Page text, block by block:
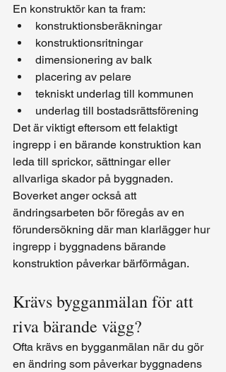
En konstruktör kan ta fram:
konstruktionsberäkningar
konstruktionsritningar
dimensionering av balk
placering av pelare
tekniskt underlag till kommunen
underlag till bostadsrättsförening
Det är viktigt eftersom ett felaktigt
ingrepp i en bärande konstruktion kan
leda till sprickor, sättningar eller
allvarliga skador på byggnaden.
Boverket anger också att
ändringsarbeten bör föregås av en
förundersökning där man klarlägger hur
ingrepp i byggnadens bärande
konstruktion påverkar bärförmågan.
Krävs bygganmälan för att
riva bärande vägg?
Ofta krävs en bygganmälan när du gör
en ändring som påverkar byggnadens